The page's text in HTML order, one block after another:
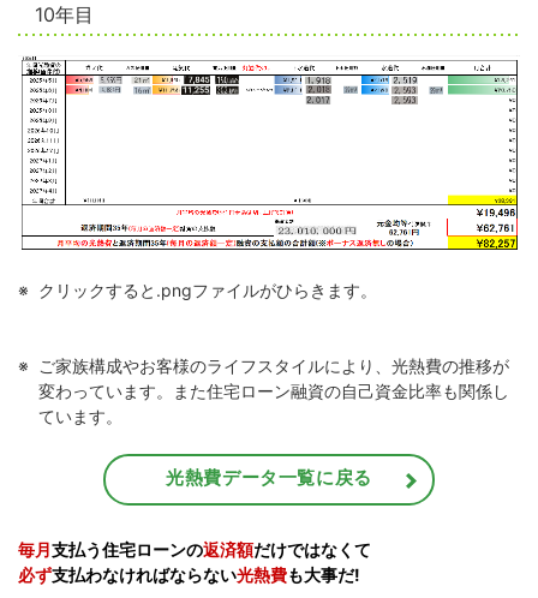
10年目
クリックすると.pngファイルがひらきます。
ご家族構成やお客様のライフスタイルにより、光熱費の推移が
変わっています。また住宅ローン融資の自己資金比率も関係し
ています。
光熱費データ一覧に戻る
毎月支払う住宅ローンの返済額だけではなくて
必ず支払わなければならない光熱費も大事だ!